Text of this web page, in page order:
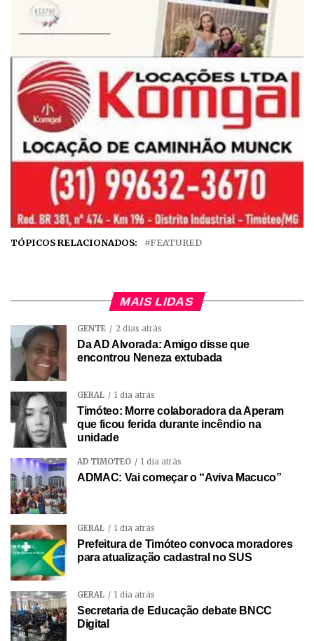
TÓPICOS RELACIONADOS: FEATURED
MAIS LIDAS
GENTE 2 dias atrás
Da AD Alvorada: Amigo disse que
encontrou Neneza extubada
GERAL 1 dia atrás
Timóteo: Morre colaboradora da Aperam
que ficou ferida durante incêndio na
unidade
AD TIMÓTEO 1 dia atrás
ADMAC: Vai começar o “Aviva Macuco”
GERAL 1 dia atrás
Prefeitura de Timóteo convoca moradores
para atualização cadastral no SUS
GERAL 1 dia atrás
Secretaria de Educação debate BNCC
Digital